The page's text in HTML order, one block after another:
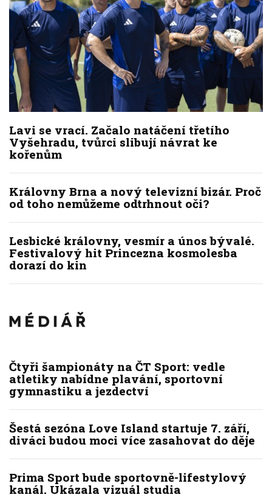
Lavi se vrací. Začalo natáčení třetího
Vyšehradu, tvůrci slibují návrat ke
kořenům
Královny Brna a nový televizní bizár. Proč
od toho nemůžeme odtrhnout oči?
Lesbické královny, vesmír a únos bývalé.
Festivalový hit Princezna kosmolesba
dorazí do kin
Čtyři šampionáty na ČT Sport: vedle
atletiky nabídne plavání, sportovní
gymnastiku a jezdectví
Šestá sezóna Love Island startuje 7. září,
diváci budou moci více zasahovat do děje
Prima Sport bude sportovně-lifestylový
kanál. Ukázala vizuál studia